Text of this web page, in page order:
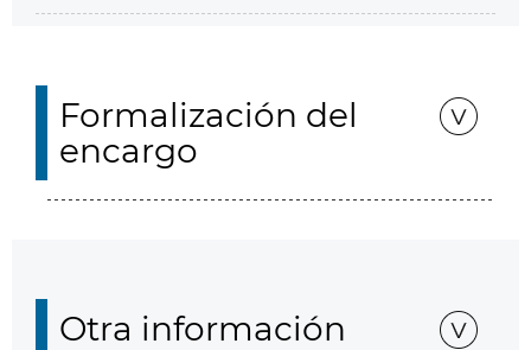
Formalización del
encargo
Otra información